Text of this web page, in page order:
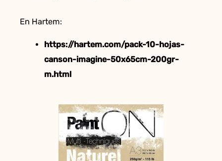
En Hartem:
https://hartem.com/pack-10-hojas-
canson-imagine-50x65cm-200gr-
m.html